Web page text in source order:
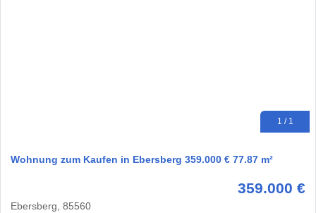
1 / 1
Wohnung zum Kaufen in Ebersberg 359.000 € 77.87 m²
359.000 €
Ebersberg, 85560